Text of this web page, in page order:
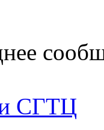
СГТЦ